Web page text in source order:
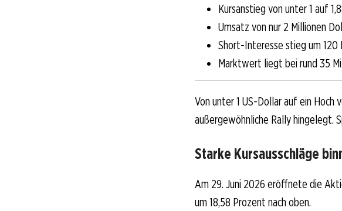
Kursanstieg von unter 1 auf
Umsatz von nur 2 Millionen
Short-Interesse stieg um 120
Marktwert liegt bei rund 35
Von unter 1 US-Dollar auf ein Hoch
außergewöhnliche Rally hingelegt.
Starke Kursausschläge
Am 29. Juni 2026 eröffnete die
um 18,58 Prozent nach oben.